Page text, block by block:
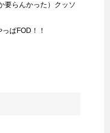
要らんかった）クッソ
ぱFOD！！